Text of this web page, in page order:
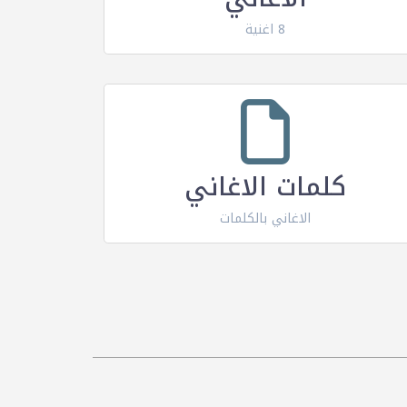
8 اغنية
كلمات الاغاني
الاغاني بالكلمات